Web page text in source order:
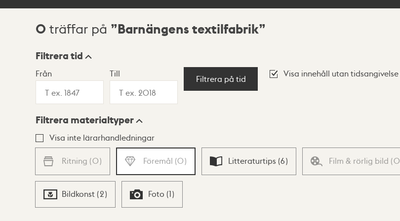
Sökresultat
0 träffar på Barnängens textilfabrik
Visningsläge
Lista Karta
Filtrera tid
Från Till
Filtrera på tid
Visa innehåll utan tidsangivelse
Filtrera materialtyper
Visa inte lärarhandledningar
Ritning (0) Föremål (0) Litteraturtips (6) Film & rörlig bild (0
Bildkonst (2) Foto (1)